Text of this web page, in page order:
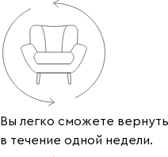
Вы легко сможете
в течение одной недели.